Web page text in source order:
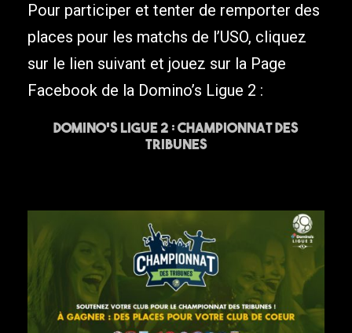
Pour participer et tenter de remporter des
places pour les matchs de l’USO, cliquez
sur le lien suivant et jouez sur la Page
Facebook de la Domino’s Ligue 2 :
Domino’s Ligue 2 : Championnat des
Tribunes